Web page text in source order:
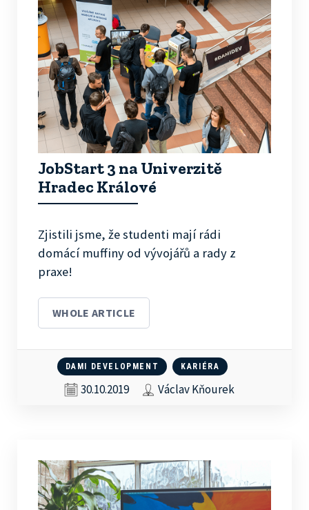
JobStart 3 na Univerzitě
Hradec Králové
Zjistili jsme, že studenti mají rádi
domácí muffiny od vývojářů a rady z
praxe!
WHOLE ARTICLE
DAMI DEVELOPMENT KARIÉRA
30.10.2019 Václav Kňourek